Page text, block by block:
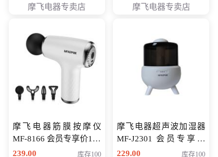
摩飞电器专卖店 摩飞电器专卖店
摩飞电器筋膜按摩仪
MF-8166 会员专享价168
元
239.00 库存100
摩飞电器超声波加湿器
MF-J2301 会员专享价
168元
229.00 库存100